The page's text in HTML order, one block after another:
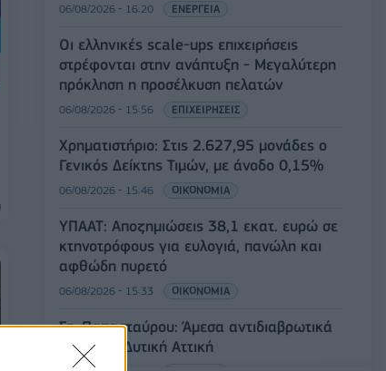
06/08/2026 - 16:20 ΕΝΕΡΓΕΙΑ
Οι ελληνικές scale-ups επιχειρήσεις
στρέφονται στην ανάπτυξη - Μεγαλύτερη
πρόκληση η προσέλκυση πελατών
06/08/2026 - 15:56 ΕΠΙΧΕΙΡΗΣΕΙΣ
Χρηματιστήριο: Στις 2.627,95 μονάδες ο
Γενικός Δείκτης Τιμών, με άνοδο 0,15%
06/08/2026 - 15:46 ΟΙΚΟΝΟΜΙΑ
ΥΠΑΑΤ: Αποζημιώσεις 38,1 εκατ. ευρώ σε
κτηνοτρόφους για ευλογιά, πανώλη και
αφθώδη πυρετό
06/08/2026 - 15:33 ΟΙΚΟΝΟΜΙΑ
Στ. Παπασταύρου: Άμεσα αντιδιαβρωτικά
έργα στη Δυτική Αττική